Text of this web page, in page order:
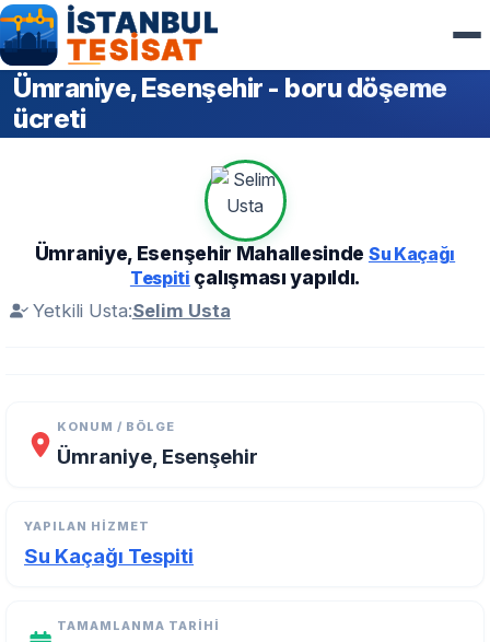
Ümraniye, Esenşehir - boru döşeme
ücreti
Ümraniye, Esenşehir Mahallesinde Su Kaçağı
Tespiti çalışması yapıldı.
Yetkili Usta:Selim Usta
KONUM / BÖLGE
Ümraniye, Esenşehir
YAPILAN HIZMET
Su Kaçağı Tespiti
TAMAMLANMA TARIHI